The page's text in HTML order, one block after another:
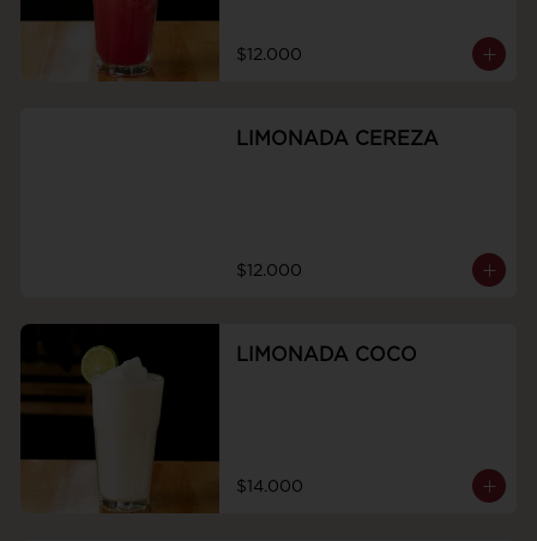
$12.000
LIMONADA CEREZA
$12.000
LIMONADA COCO
$14.000